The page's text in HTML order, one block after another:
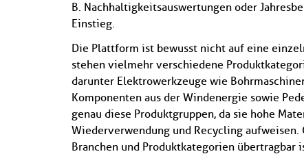
B. Nachhaltigkeitsauswertungen oder
Einstieg.
Die Plattform ist bewusst nicht auf eine
stehen vielmehr verschiedene
darunter Elektrowerkzeuge wie
Komponenten aus der Windenergie sowie
genau diese Produktgruppen, da sie hohe
Wiederverwendung und Recycling
Branchen und Produktkategorien